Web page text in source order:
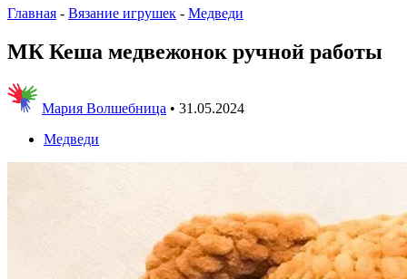
Главная - Вязание игрушек - Медведи
МК Кеша медвежонок ручной работы
Мария Волшебница • 31.05.2024
Медведи